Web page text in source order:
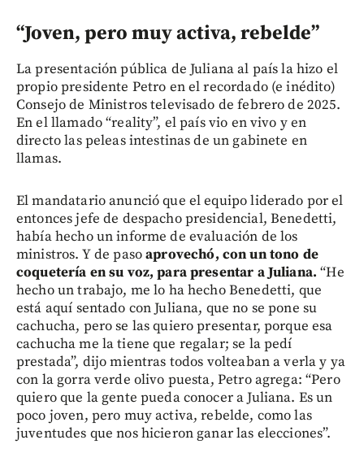
“Joven, pero muy activa, rebelde”
La presentación pública de Juliana al país la hizo el
propio presidente Petro en el recordado (e inédito)
Consejo de Ministros televisado de febrero de 2025.
En el llamado “reality”, el país vio en vivo y en
directo las peleas intestinas de un gabinete en
llamas.
El mandatario anunció que el equipo liderado por el
entonces jefe de despacho presidencial, Benedetti,
había hecho un informe de evaluación de los
ministros. Y de pasoaprovechó, con un tono de
coquetería en su voz, para presentar a Juliana. “He
hecho un trabajo, me lo ha hecho Benedetti, que
está aquí sentado con Juliana, que no se pone su
cachucha, pero se las quiero presentar, porque esa
cachucha me la tiene que regalar; se la pedí
prestada”, dijo mientras todos volteaban a verla y ya
con la gorra verde olivo puesta, Petro agrega: “Pero
quiero que la gente pueda conocer a Juliana. Es un
poco joven, pero muy activa, rebelde, como las
juventudes que nos hicieron ganar las elecciones”.